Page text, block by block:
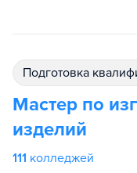
подготовка
Мастер по
изделий
111 колледжей